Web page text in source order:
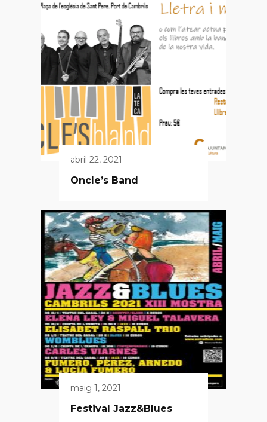
abril 22, 2021
Oncle’s Band
maig 1, 2021
Festival Jazz&Blues